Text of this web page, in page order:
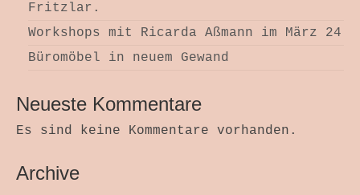
Fritzlar.
Workshops mit Ricarda Aßmann im März 24
Büromöbel in neuem Gewand
Neueste Kommentare
Es sind keine Kommentare vorhanden.
Archive